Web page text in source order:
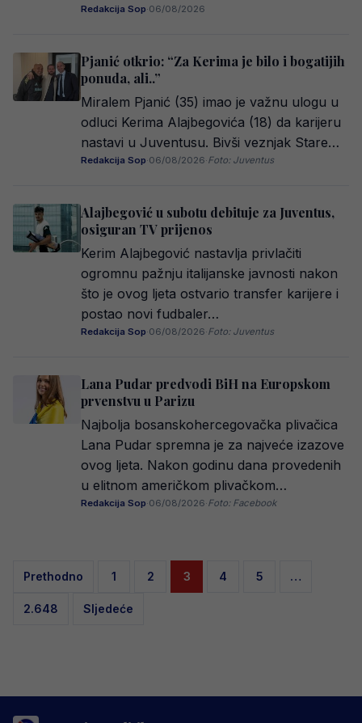
Redakcija Sop·06/08/2026
Pjanić otkrio: “Za Kerima je bilo i bogatijih
ponuda, ali..”
Miralem Pjanić (35) imao je važnu ulogu u
odluci Kerima Alajbegovića (18) da karijeru
nastavi u Juventusu. Bivši veznjak Stare…
Redakcija Sop·06/08/2026·Foto: Juventus
Alajbegović u subotu debituje za Juventus,
osiguran TV prijenos
Kerim Alajbegović nastavlja privlačiti
ogromnu pažnju italijanske javnosti nakon
što je ovog ljeta ostvario transfer karijere i
postao novi fudbaler…
Redakcija Sop·06/08/2026·Foto: Juventus
Lana Pudar predvodi BiH na Europskom
prvenstvu u Parizu
Najbolja bosanskohercegovačka plivačica
Lana Pudar spremna je za najveće izazove
ovog ljeta. Nakon godinu dana provedenih
u elitnom američkom plivačkom…
Redakcija Sop·06/08/2026·Foto: Facebook
Posts
pagination
Prethodno 1 2 3 4 5 …
2.648 Sljedeće